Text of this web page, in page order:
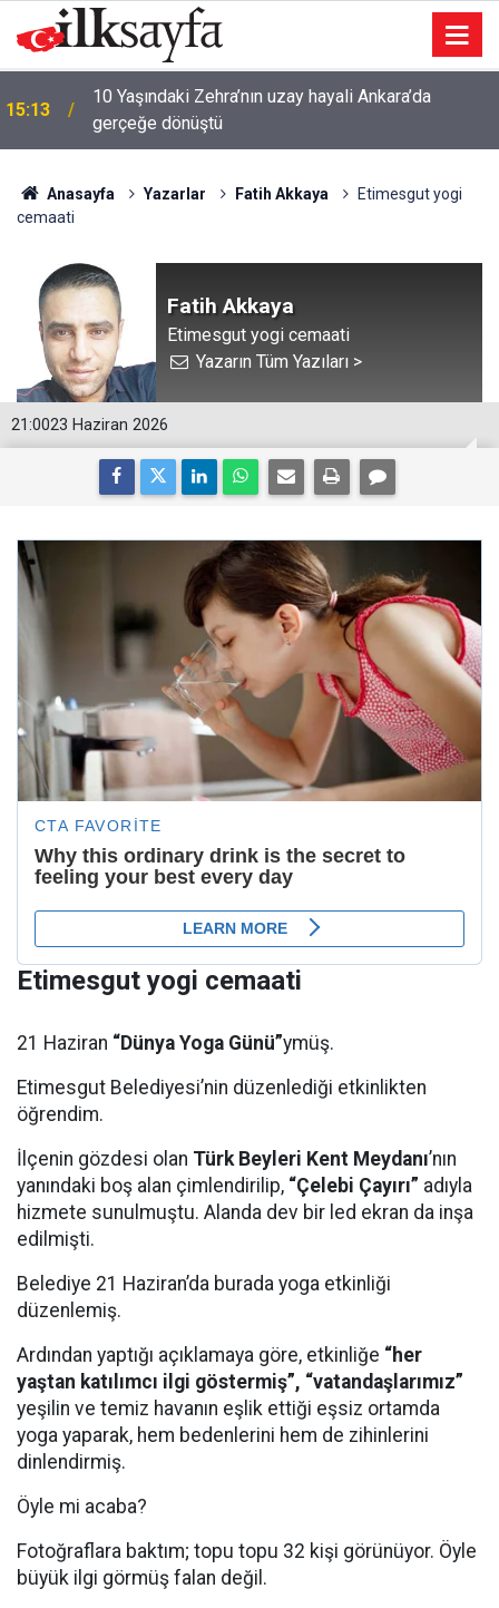
15:13
10 Yaşındaki Zehra’nın uzay hayali Ankara’da
gerçeğe dönüştü
Anasayfa Yazarlar Fatih Akkaya
Etimesgut yogi
cemaati
Fatih Akkaya
Etimesgut yogi cemaati
Yazarın Tüm Yazıları >
21:0023 Haziran 2026
Etimesgut yogi cemaati
21 Haziran “Dünya Yoga Günü”ymüş.
Etimesgut Belediyesi’nin düzenlediği etkinlikten
öğrendim.
İlçenin gözdesi olan Türk Beyleri Kent Meydanı’nın
yanındaki boş alan çimlendirilip, “Çelebi Çayırı” adıyla
hizmete sunulmuştu. Alanda dev bir led ekran da inşa
edilmişti.
Belediye 21 Haziran’da burada yoga etkinliği
düzenlemiş.
Ardından yaptığı açıklamaya göre, etkinliğe “her
yaştan katılımcı ilgi göstermiş”, “vatandaşlarımız”
yeşilin ve temiz havanın eşlik ettiği eşsiz ortamda
yoga yaparak, hem bedenlerini hem de zihinlerini
dinlendirmiş.
Öyle mi acaba?
Fotoğraflara baktım; topu topu 32 kişi görünüyor. Öyle
büyük ilgi görmüş falan değil.